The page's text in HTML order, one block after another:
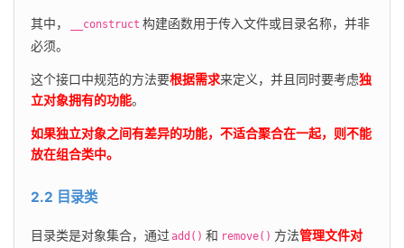
其中， __construct 构建函数用于传入文件或目录名称，并非
必须。
这个接口中规范的方法要根据需求来定义，并且同时要考虑独
立对象拥有的功能。
如果独立对象之间有差异的功能，不适合聚合在一起，则不能
放在组合类中。
2.2 目录类
目录类是对象集合，通过 add() 和 remove() 方法管理文件对